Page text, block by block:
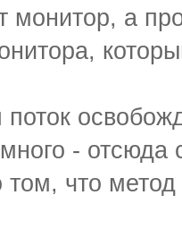
монитор, а
- отсюда
том, что